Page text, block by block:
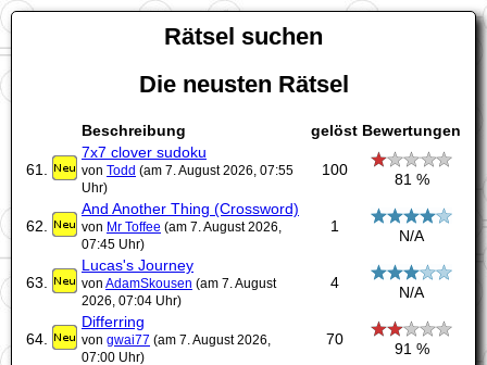
Rätsel suchen
Die neusten Rätsel
Beschreibung gelöst Bewertungen
61.
7x7 clover sudoku
von Todd (am 7. August 2026, 07:55
Uhr)
100
81 %
62.
And Another Thing (Crossword)
von Mr Toffee (am 7. August 2026,
07:45 Uhr)
1
N/A
63.
Lucas's Journey
von AdamSkousen (am 7. August
2026, 07:04 Uhr)
4
N/A
64.
Differring
von gwai77 (am 7. August 2026,
07:00 Uhr)
70
91 %